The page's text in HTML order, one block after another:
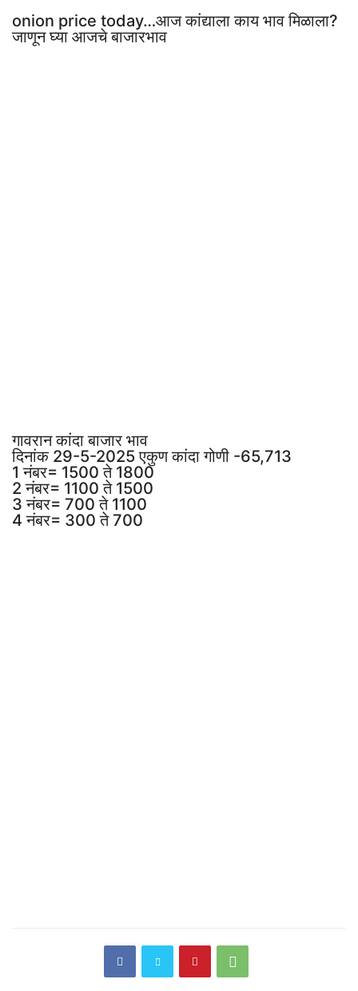
onion price today…आज कांद्याला काय भाव मिळाला?
जाणून घ्या आजचे बाजारभाव
गावरान कांदा बाजार भाव
दिनांक 29-5-2025 एकुण कांदा गोणी -65,713
1 नंबर= 1500 ते 1800
2 नंबर= 1100 ते 1500
3 नंबर= 700 ते 1100
4 नंबर= 300 ते 700